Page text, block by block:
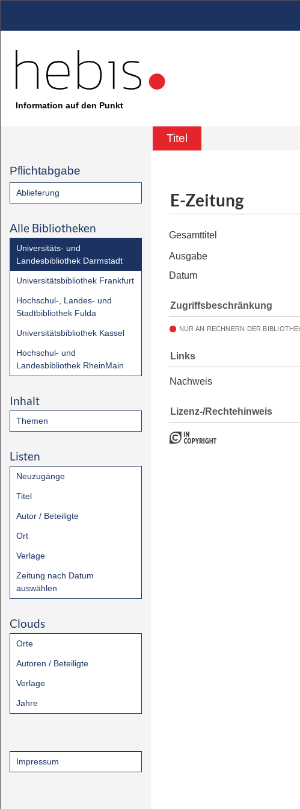
Information auf den Punkt
Titel
Pflichtabgabe
Ablieferung
Alle Bibliotheken
Universitäts- und
Landesbibliothek Darmstadt
Universitätsbibliothek Frankfurt
Hochschul-, Landes- und
Stadtbibliothek Fulda
Universitätsbibliothek Kassel
Hochschul- und
Landesbibliothek RheinMain
Inhalt
Themen
Listen
Neuzugänge
Titel
Autor / Beteiligte
Ort
Verlage
Zeitung nach Datum
auswählen
Clouds
Orte
Autoren / Beteiligte
Verlage
Jahre
Impressum
E-Zeitung
Gesamttitel
Ausgabe
Datum
Zugriffsbeschränkung
NUR AN RECHNERN DER
Links
Nachweis
Lizenz-/Rechtehinweis